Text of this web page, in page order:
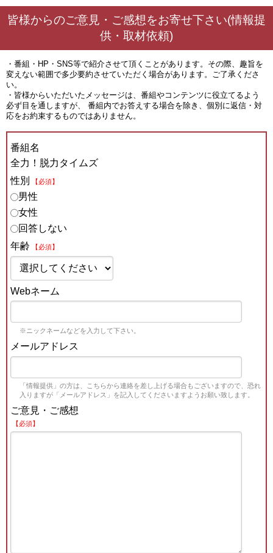
皆様からのご意見・ご感想をお寄せ下さい(情報提
供・取材依頼)
・番組・HP・SNS等で紹介させて頂くことがあります。その際、趣旨を
変えない範囲で多少要約させていただく場合があります。ご了承くださ
い。
・皆様からいただいたメッセージは、番組やコンテンツに役立てるよう
必ず目を通しますが、 番組内でお答えする場合を除き、個別に返信・対
応をお約束するものではありません。
番組名
全力！脱力タイムズ
性別
【必須】
男性
女性
回答しない
年齢
【必須】
Webネーム
※ニックネームなどを入力して下さい。
メールアドレス
「情報提供」の方は、こちらから連絡を差し上げる場合もございますので、恐れ
入りますが「メールアドレス」を記入してくださいますようお願い致します。
ご意見・ご感想
【必須】